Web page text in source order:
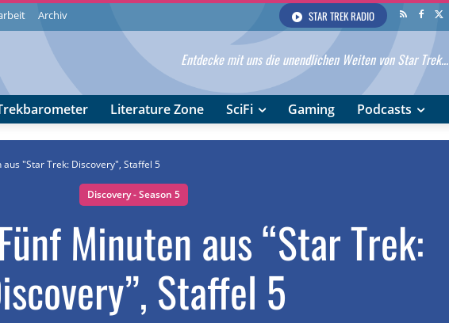
Archiv STAR TREK RADIO
Entdecke mit uns die unendlichen Weiten von Star Trek...
Literature Zone SciFi Gaming Podcasts
"Star Trek: Discovery", Staffel 5
Discovery - Season 5
Minuten aus “Star Trek:
Staffel 5